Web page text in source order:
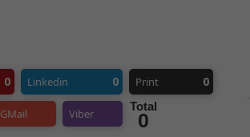
0 Linkedin 0 Print 0
GMail Viber
Total
0